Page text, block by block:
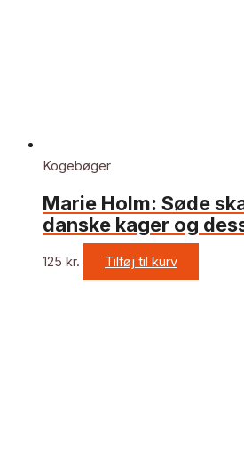
Kogebøger
Marie Holm: Søde
danske kager og
125 kr. Tilføj til kurv